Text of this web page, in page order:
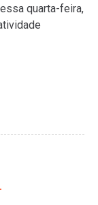
quarta-feira,